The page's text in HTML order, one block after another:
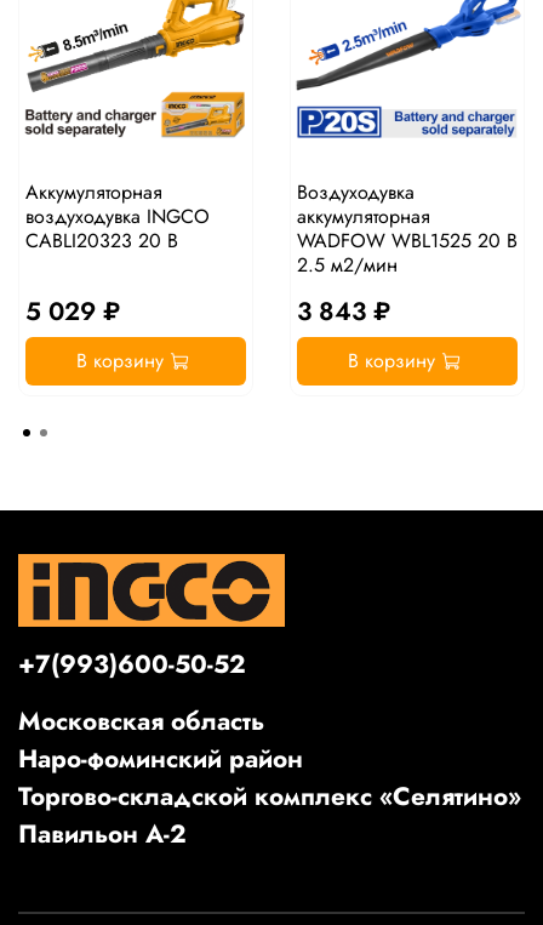
Аккумуляторная
воздуходувка INGCO
CABLI20323 20 В
5 029 ₽
В корзину
Воздуходувка
аккумуляторная
WADFOW WBL1525 20 В
2.5 м2/мин
3 843 ₽
В корзину
+7(993)600-50-52
Московская область
Наро-фоминский район
Торгово-складской комплекс «Селятино»
Павильон А-2